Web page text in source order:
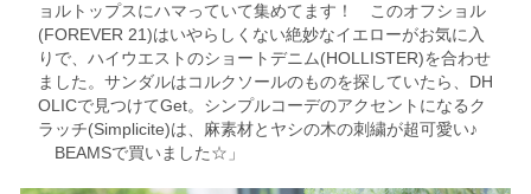
ョルトップスにハマっていて集めてます！ このオフショル
(FOREVER 21)はいやらしくない絶妙なイエローがお気に入
りで、ハイウエストのショートデニム(HOLLISTER)を合わせ
ました。サンダルはコルクソールのものを探していたら、DH
OLICで見つけてGet。シンプルコーデのアクセントになるク
ラッチ(Simplicite)は、麻素材とヤシの木の刺繍が超可愛い♪
BEAMSで買いました☆」